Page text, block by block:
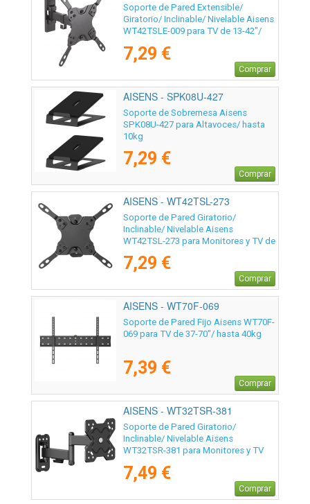
Soporte de Pared Extensible/
Giratorio/ Inclinable/ Nivelable Aisens
WT42TSLE-009 para TV de 13-42"/
7,29 €
Comprar
AISENS - SPK08U-427
Soporte de Sobremesa Aisens
SPK08U-427 para Altavoces/ hasta
10kg
7,29 €
Comprar
AISENS - WT42TSL-273
Soporte de Pared Giratorio/
Inclinable/ Nivelable Aisens
WT42TSL-273 para Monitores y TV de
7,29 €
Comprar
AISENS - WT70F-069
Soporte de Pared Fijo Aisens WT70F-
069 para TV de 37-70"/ hasta 40kg
7,39 €
Comprar
AISENS - WT32TSR-381
Soporte de Pared Giratorio/
Inclinable/ Nivelable Aisens
WT32TSR-381 para Monitores y TV
7,49 €
Comprar